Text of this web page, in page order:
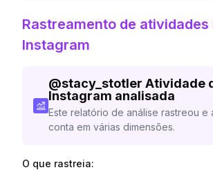
Rastreamento de atividades
Instagram
@stacy_stotler Atividade
Instagram analisada
Este relatório de análise rastreou e
conta em várias dimensões.
O que rastreia: